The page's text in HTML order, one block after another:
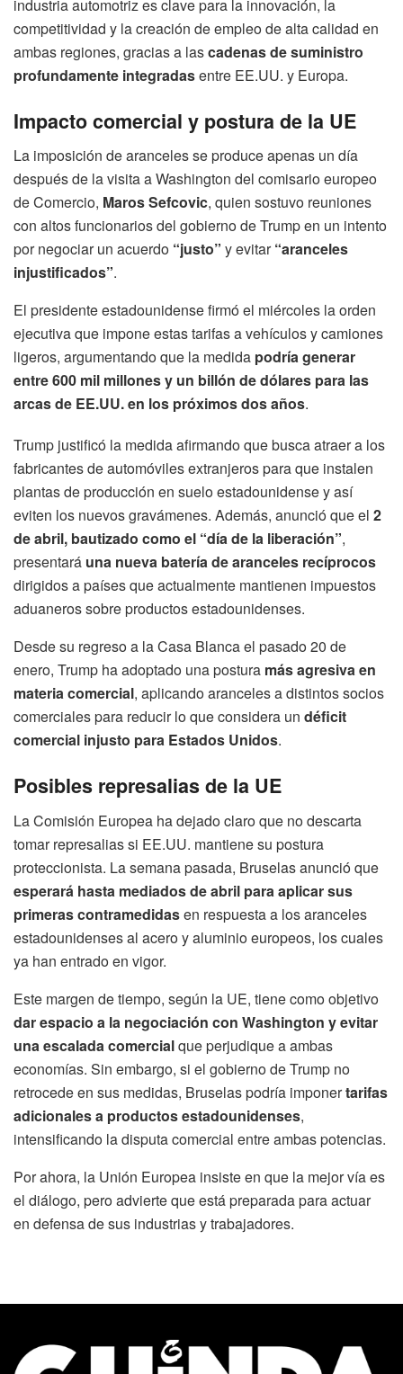
industria automotriz es clave para la innovación, la
competitividad y la creación de empleo de alta calidad en
ambas regiones, gracias a lascadenas de suministro
profundamente integradasentre EE.UU. y Europa.
Impacto comercial y postura de la UE
La imposición de aranceles se produce apenas un día
después de la visita a Washington del comisario europeo
de Comercio, Maros Sefcovic, quien sostuvo reuniones
con altos funcionarios del gobierno de Trump en un intento
por negociar un acuerdo “justo” y evitar“aranceles
injustificados”.
El presidente estadounidense firmó el miércoles la orden
ejecutiva que impone estas tarifas a vehículos y camiones
ligeros, argumentando que la medida podría generar
entre 600 mil millones y un billón de dólares para las
arcas de EE.UU. en los próximos dos años.
Trump justificó la medida afirmando que busca atraer a los
fabricantes de automóviles extranjeros para que instalen
plantas de producción en suelo estadounidense y así
eviten los nuevos gravámenes. Además, anunció que el 2
de abril, bautizado como el “día de la liberación”,
presentará una nueva batería de aranceles recíprocos
dirigidos a países que actualmente mantienen impuestos
aduaneros sobre productos estadounidenses.
Desde su regreso a la Casa Blanca el pasado 20 de
enero, Trump ha adoptado una postura más agresiva en
materia comercial, aplicando aranceles a distintos socios
comerciales para reducir lo que considera un déficit
comercial injusto para Estados Unidos.
Posibles represalias de la UE
La Comisión Europea ha dejado claro que no descarta
tomar represalias si EE.UU. mantiene su postura
proteccionista. La semana pasada, Bruselas anunció que
esperará hasta mediados de abril para aplicar sus
primeras contramedidasen respuesta a los aranceles
estadounidenses al acero y aluminio europeos, los cuales
ya han entrado en vigor.
Este margen de tiempo, según la UE, tiene como objetivo
dar espacio a la negociación con Washington y evitar
una escalada comercialque perjudique a ambas
economías. Sin embargo, si el gobierno de Trump no
retrocede en sus medidas, Bruselas podría imponertarifas
adicionales a productos estadounidenses,
intensificando la disputa comercial entre ambas potencias.
Por ahora, la Unión Europea insiste en que la mejor vía es
el diálogo, pero advierte que está preparada para actuar
en defensa de sus industrias y trabajadores.